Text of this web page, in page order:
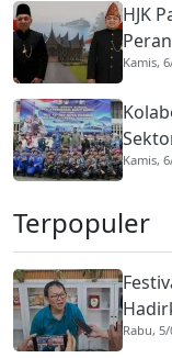
HJK
Kota
Kamis,
Kamis,
Terpopuler
Rabu,